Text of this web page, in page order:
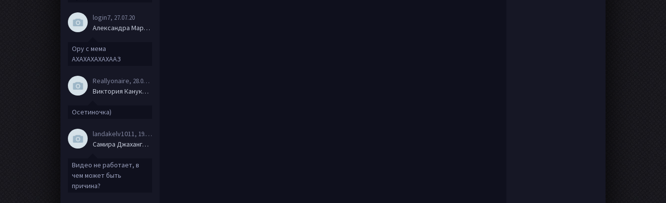
login7, 27.07.20
Александра Маркова
Ору с мема
АХАХАХАХАХААЗ
Reallyonaire, 28.06.20
Виктория Канукова
Осетиночка)
landakelv1011 , 19.06.20
Самира Джахангирова
Видео не работает, в
чем может быть
причина?